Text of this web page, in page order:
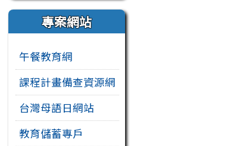
專案網站
午餐教育網
課程計畫備查資源網
台灣母語日網站
教育儲蓄專戶